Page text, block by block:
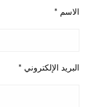
الاسم *
البريد الإلكتروني *